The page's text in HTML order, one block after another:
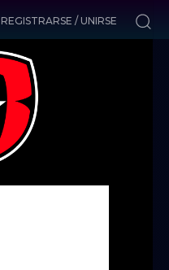
REGISTRARSE / UNIRSE